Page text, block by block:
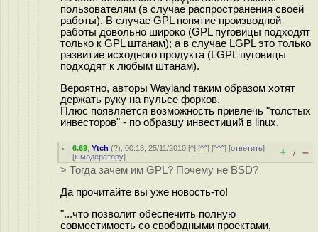
пользователям (в случае распространения своей
работы). В случае GPL понятие производной
работы довольно широко (GPL пуговицы подходят
только к GPL штанам); а в случае LGPL это только
развитие исходного продукта (LGPL пуговицы
подходят к любым штанам).
Вероятно, авторы Wayland таким образом хотят
держать руку на пульсе форков.
Плюс появляется возможность привлечь "толстых
инвесторов" - по образцу инвестиций в linux.
6.69 ,Ytch (?), 00:13, 25/11/2010 [^] [^^] [^^^] [ответить]
[к модератору] + / –
> Тогда зачем им GPL? Почему не BSD?
Да прочитайте вы уже новость-то!
"...что позволит обеспечить полную
совместимость со свободными проектами,